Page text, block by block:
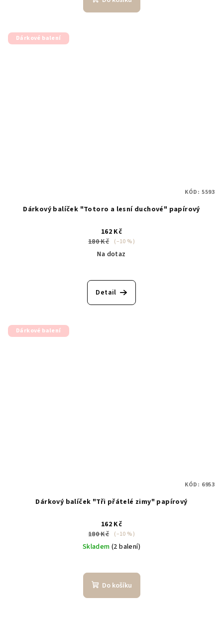
Dárkové balení
Dárkový balíček "Totoro a lesní duchové" papírový
162 Kč
180 Kč
(–10 %)
Na dotaz
Detail
KÓD: 5593
Dárkové balení
Dárkový balíček "Tři přátelé zimy" papírový
162 Kč
180 Kč
(–10 %)
Skladem(2 balení)
Do košíku
KÓD: 6953